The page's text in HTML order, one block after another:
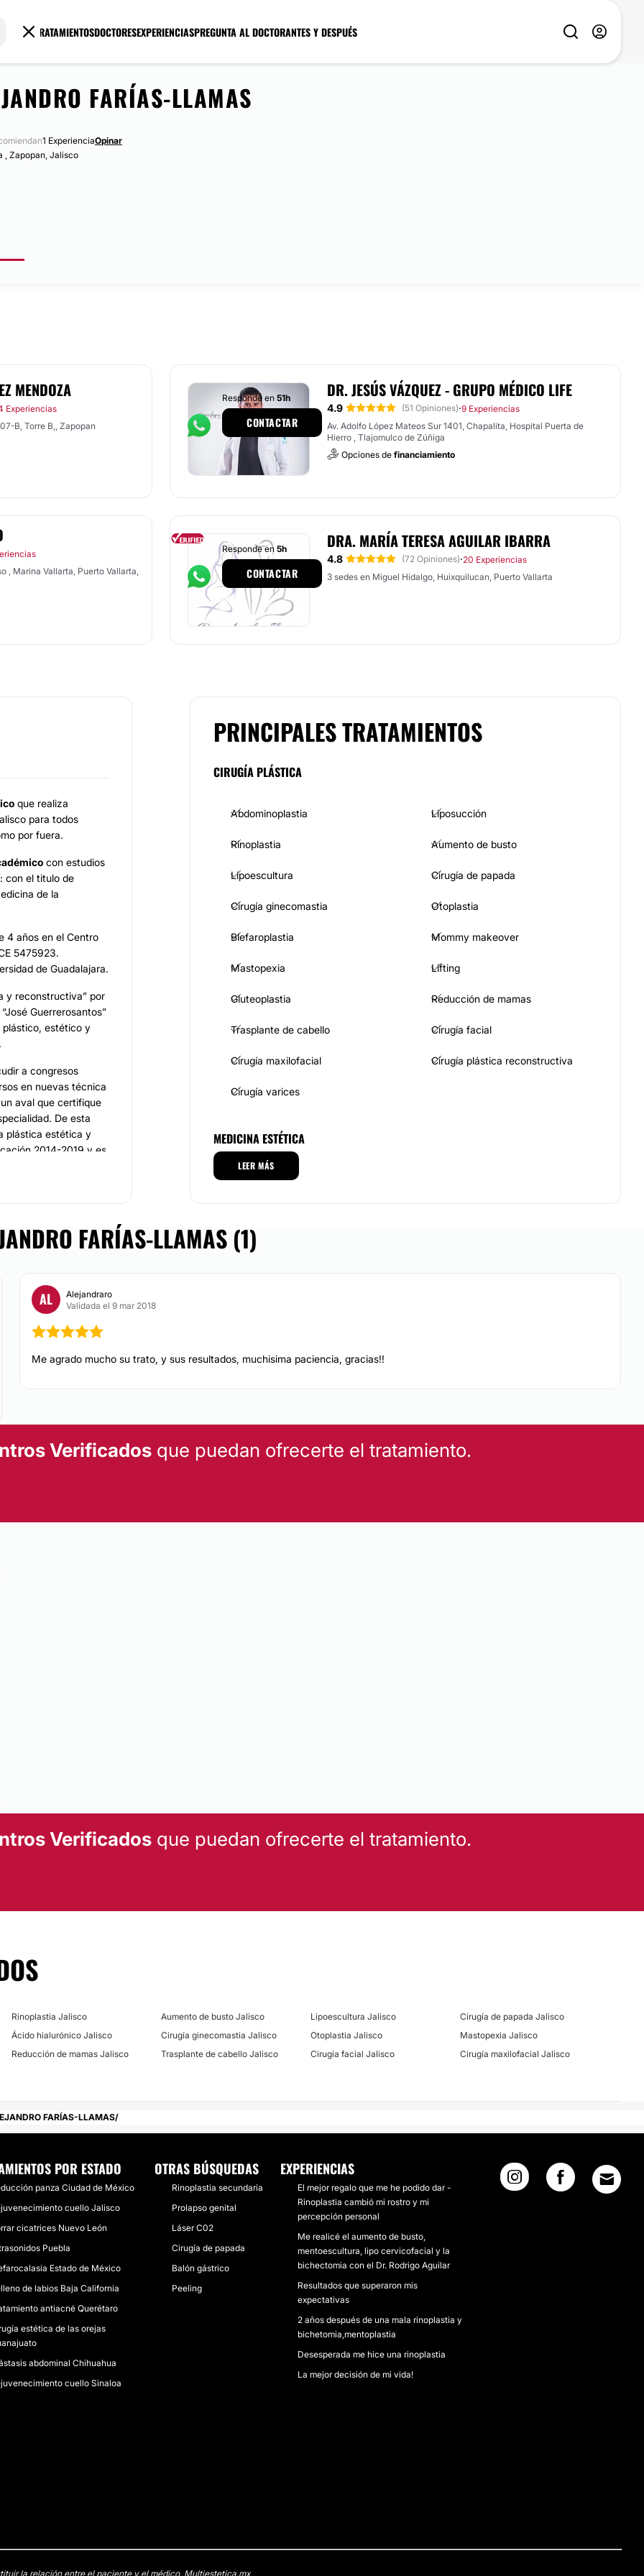
TRATAMIENTOSDOCTORESEXPERIENCIASPREGUNTA AL DOCTORANTES Y DESPUÉS
FARÍAS-LLAMAS
1 ExperienciaOpinar
, Zapopan, Jalisco
MENDOZA
Experiencias
B, Torre B,, Zapopan
DR. JESÚS VÁZQUEZ - GRUPO MÉDICO LIFE
4.9 (51 Opiniones)·9 Experiencias
Av. Adolfo López Mateos Sur 1401, Chapalita, Hospital Puerta de
Hierro , Tlajomulco de Zúñiga
Opciones de financiamiento
Responde en 51h
CONTACTAR
, Marina Vallarta, Puerto Vallarta,
DRA. MARÍA TERESA AGUILAR IBARRA
4.8 (72 Opiniones)·20 Experiencias
3 sedes en Miguel Hidalgo, Huixquilucan, Puerto Vallarta
Responde en 5h
CONTACTAR
que realiza
para todos
por fuera.
con estudios
con el titulo de
de la
4 años en el Centro
5475923.
de Guadalajara.
y reconstructiva” por
Guerrerosantos”
plástico, estético y
a congresos
en nuevas técnica
aval que certifique
De esta
plástica estética y
2014-2019 y es
y reconstructiva.
blefaroplastia,
de senos o
mamas, Implantes
y
un alto grado de
actuar quirúrgico
y SEGURO.
Zapopan (Jalisco)
PRINCIPALES TRATAMIENTOS
CIRUGÍA PLÁSTICA
Abdominoplastia Liposucción
Rinoplastia Aumento de busto
Lipoescultura Cirugía de papada
Cirugía ginecomastia Otoplastia
Blefaroplastia Mommy makeover
Mastopexia Lifting
Gluteoplastia Reducción de mamas
Trasplante de cabello Cirugía facial
Cirugía maxilofacial Cirugía plástica reconstructiva
Cirugía varices
MEDICINA ESTÉTICA
Toxina botulínica
Rejuvenecimiento facial
Tratamientos faciales
Radiofrecuencia Tratamientos anticelulíticos
Cavitación
LEER MÁS
FARÍAS-LLAMAS (1)
AL
Alejandraro
Validada el 9 mar 2018
Me agrado mucho su trato, y sus resultados, muchisima paciencia, gracias!!
Verificadosque puedan ofrecerte el tratamiento.
Verificadosque puedan ofrecerte el tratamiento.
Rinoplastia Jalisco Aumento de busto Jalisco Lipoescultura Jalisco
Cirugía de papada Jalisco
Ácido hialurónico Jalisco Cirugía ginecomastia Jalisco Otoplastia Jalisco
Mastopexia Jalisco
Reducción de mamas Jalisco Trasplante de cabello Jalisco Cirugía facial Jalisco Cirugía maxilofacial Jalisco
FARÍAS-LLAMAS
POR ESTADO
panza Ciudad de México
cuello Jalisco
cicatrices Nuevo León
Puebla
Estado de México
de labios Baja California
antiacné Querétaro
estética de las orejas
abdominal Chihuahua
cuello Sinaloa
OTRAS BÚSQUEDAS
Rinoplastia secundaria
Prolapso genital
Láser C02
Cirugía de papada
Balón gástrico
Peeling
EXPERIENCIAS
El mejor regalo que me he podido dar -
Rinoplastia cambió mi rostro y mi
percepción personal
Me realicé el aumento de busto,
mentoescultura, lipo cervicofacial y la
bichectomia con el Dr. Rodrigo Aguilar
Resultados que superaron mis
expectativas
2 años después de una mala rinoplastia y
bichetomia,mentoplastia
Desesperada me hice una rinoplastia
La mejor decisión de mi vida!
la relación entre el paciente y el médico. Multiestetica.mx